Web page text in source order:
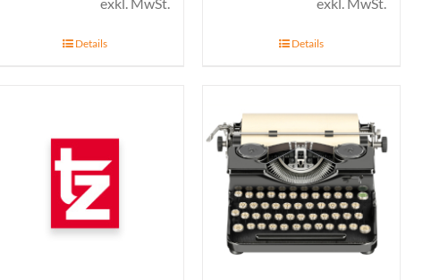
Details Details